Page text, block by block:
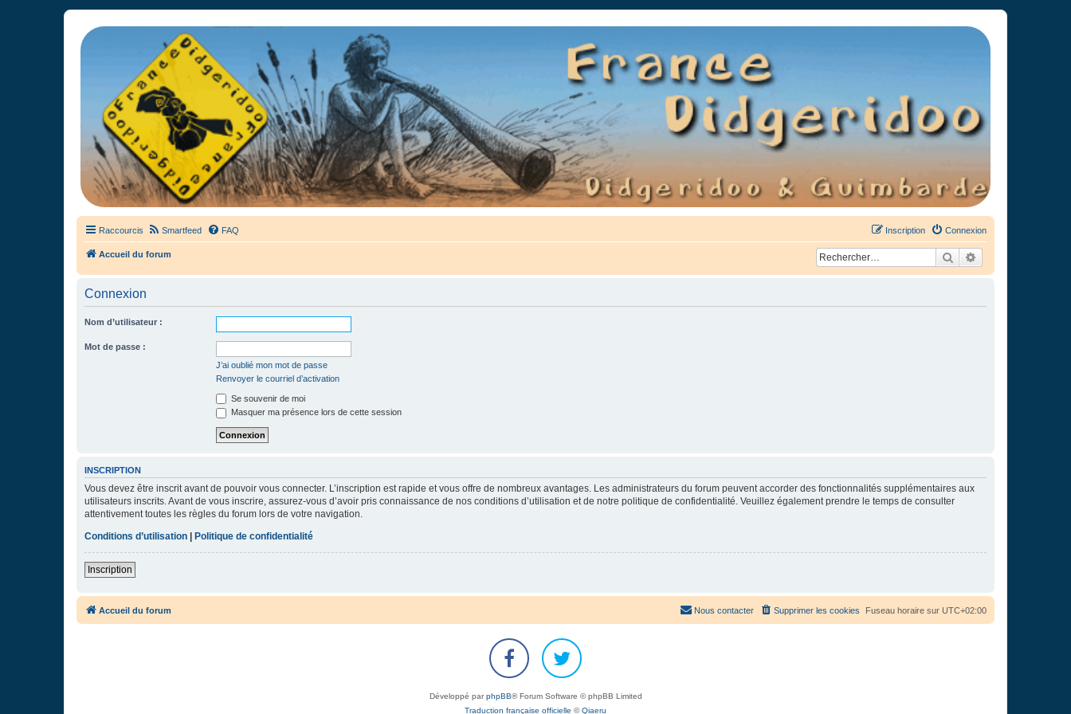
France Didgeridoo
Didgeridoo et Guimbarde sur France Didgeridoo - retrouvez la communauté.
Raccourcis Smartfeed FAQ Connexion
Inscription
Accueil du forum Rechercher
Connexion
Nom d’utilisateur :
Mot de passe :
J’ai oublié mon mot de passe
Renvoyer le courriel d’activation
Se souvenir de moi
Masquer ma présence lors de cette session
INSCRIPTION
Vous devez être inscrit avant de pouvoir vous connecter. L’inscription est rapide et vous offre de nombreux avantages. Les administrateurs du forum peuvent accorder des fonctionnalités supplémentaires aux
utilisateurs inscrits. Avant de vous inscrire, assurez-vous d’avoir pris connaissance de nos conditions d’utilisation et de notre politique de confidentialité. Veuillez également prendre le temps de consulter
attentivement toutes les règles du forum lors de votre navigation.
Conditions d’utilisation
Politique de confidentialité
Inscription
Accueil du forum Fuseau horaire sur UTC+02:00
Supprimer les cookies
Nous contacter
Développé parphpBB® Forum Software © phpBB Limited
Traduction française officielle ©Qiaeru